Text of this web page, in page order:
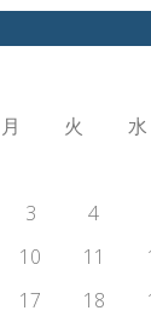
月
火 水
3
4
10
11
17
18